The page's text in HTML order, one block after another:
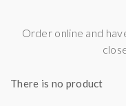
Order online and
There is no product